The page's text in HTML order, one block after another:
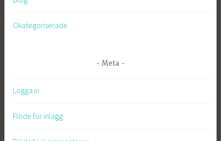
Okategoriserade
Meta
Logga in
Flöde för inlägg